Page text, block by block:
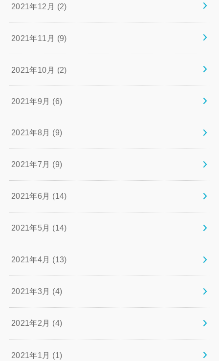
2021年12月 (2)
2021年11月 (9)
2021年10月 (2)
2021年9月 (6)
2021年8月 (9)
2021年7月 (9)
2021年6月 (14)
2021年5月 (14)
2021年4月 (13)
2021年3月 (4)
2021年2月 (4)
2021年1月 (1)